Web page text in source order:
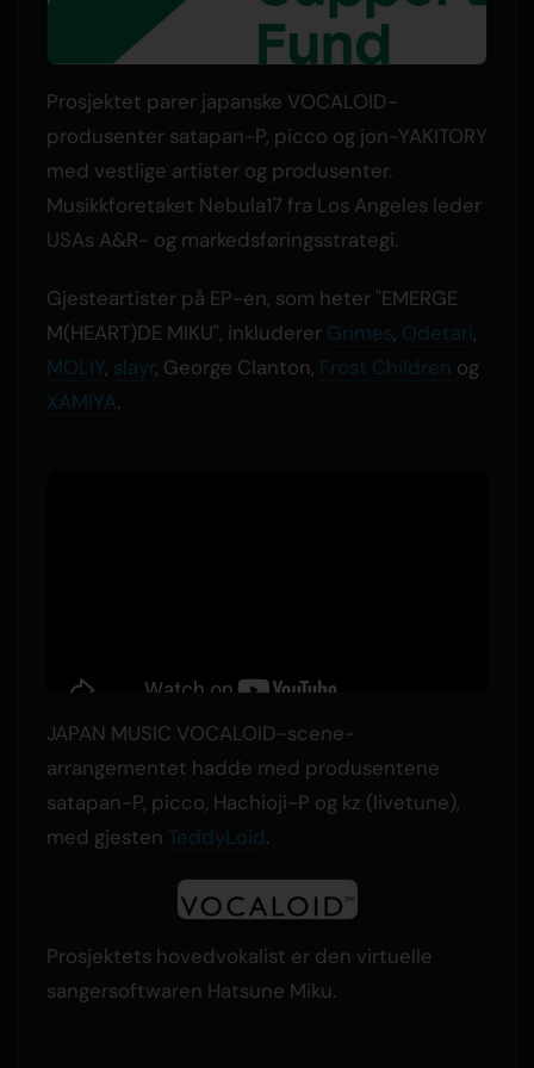
Prosjektet parer japanske VOCALOID-
produsenter satapan-P, picco og jon-YAKITORY
med vestlige artister og produsenter.
Musikkforetaket Nebula17 fra Los Angeles leder
USAs A&R- og markedsføringsstrategi.
Gjesteartister på EP-en, som heter "EMERGE
M(HEART)DE MIKU", inkluderer Grimes, Odetari,
MOLIY, slayr, George Clanton, Frost Children og
XAMIYA.
JAPAN MUSIC VOCALOID-scene-
arrangementet hadde med produsentene
satapan-P, picco, Hachioji-P og kz (livetune),
med gjesten TeddyLoid.
Prosjektets hovedvokalist er den virtuelle
sangersoftwaren Hatsune Miku.